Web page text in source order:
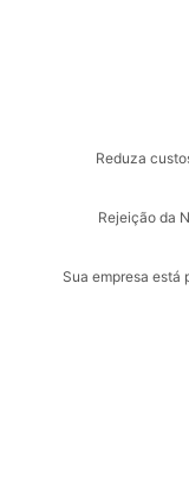
Reduza
Rejeição da
Sua empresa está